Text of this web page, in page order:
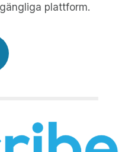
plattform.